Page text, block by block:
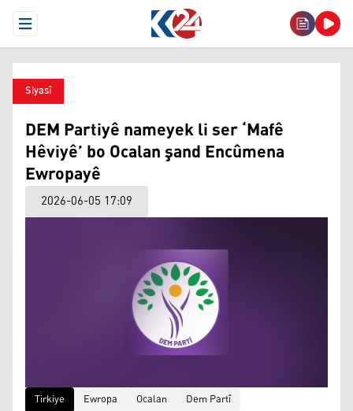
Open Menu
Siyasî
DEM Partiyê nameyek li ser ‘Mafê
Hêviyê’ bo Ocalan şand Encûmena
Ewropayê
2026-06-05 17:09
Tirkiye Ewropa Ocalan Dem Partî